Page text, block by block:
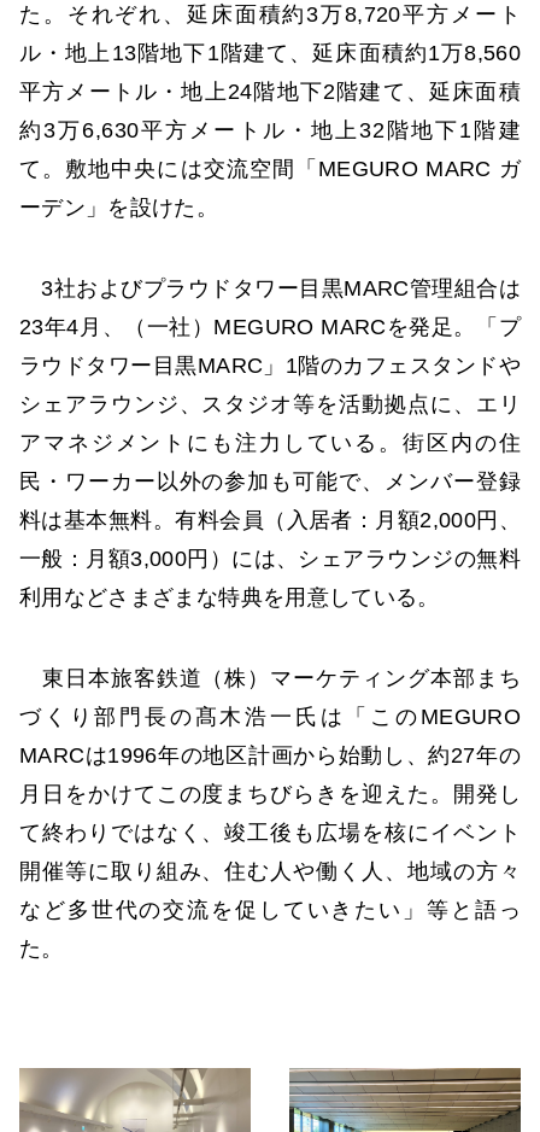
た。それぞれ、延床面積約3万8,720平方メート
ル・地上13階地下1階建て、延床面積約1万8,560
平方メートル・地上24階地下2階建て、延床面積
約3万6,630平方メートル・地上32階地下1階建
て。敷地中央には交流空間「MEGURO MARC ガ
ーデン」を設けた。
3社およびプラウドタワー目黒MARC管理組合は
23年4月、（一社）MEGURO MARCを発足。「プ
ラウドタワー目黒MARC」1階のカフェスタンドや
シェアラウンジ、スタジオ等を活動拠点に、エリ
アマネジメントにも注力している。街区内の住
民・ワーカー以外の参加も可能で、メンバー登録
料は基本無料。有料会員（入居者：月額2,000円、
一般：月額3,000円）には、シェアラウンジの無料
利用などさまざまな特典を用意している。
東日本旅客鉄道（株）マーケティング本部まち
づくり部門長の髙木浩一氏は「このMEGURO
MARCは1996年の地区計画から始動し、約27年の
月日をかけてこの度まちびらきを迎えた。開発し
て終わりではなく、竣工後も広場を核にイベント
開催等に取り組み、住む人や働く人、地域の方々
など多世代の交流を促していきたい」等と語っ
た。